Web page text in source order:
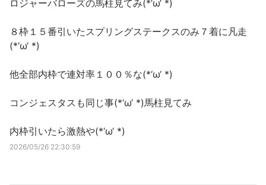
ロジャーバローズの馬柱見てみ(*‘ω‘ *)
８枠１５番引いたスプリングステークスのみ７着に凡走
(*‘ω‘ *)
他全部内枠で連対率１００％な(*‘ω‘ *)
コンジェスタスも同じ事(*‘ω‘ *)馬柱見てみ
内枠引いたら激熱や(*‘ω‘ *)
2026/05/26 22:30:59